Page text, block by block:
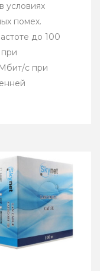
условиях
помех.
до 100
с при